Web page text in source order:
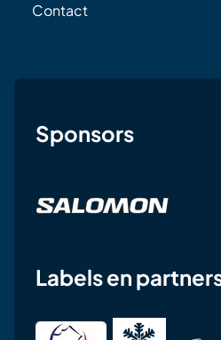
Contact
Sponsors
Labels en